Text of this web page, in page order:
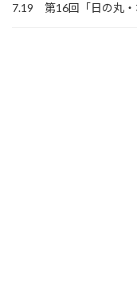
7.19 第16回「日の丸・